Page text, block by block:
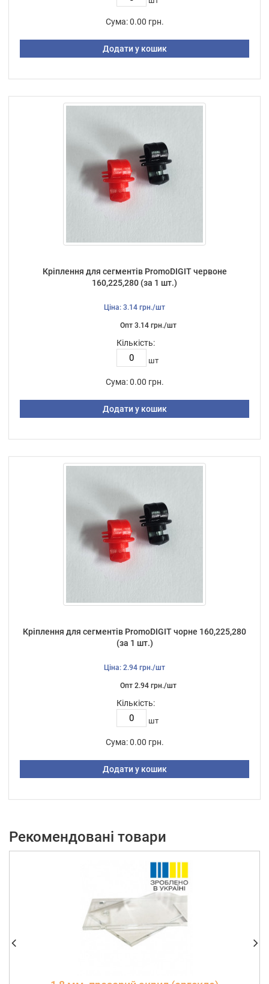
Сума: 0.00 грн.
Додати у кошик
Кріплення для сегментів PromoDIGIT червоне
160,225,280 (за 1 шт.)
Ціна: 3.14 грн./шт
Опт 3.14 грн./шт
Кількість:
шт
Сума: 0.00 грн.
Додати у кошик
Кріплення для сегментів PromoDIGIT чорне 160,225,280
(за 1 шт.)
Ціна: 2.94 грн./шт
Опт 2.94 грн./шт
Кількість:
шт
Сума: 0.00 грн.
Додати у кошик
Рекомендовані товари